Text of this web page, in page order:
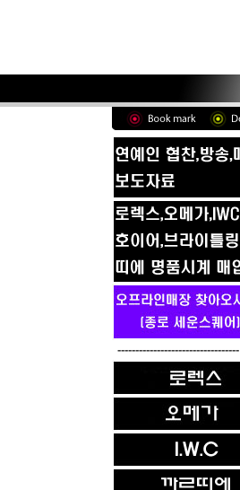
----------------------------------